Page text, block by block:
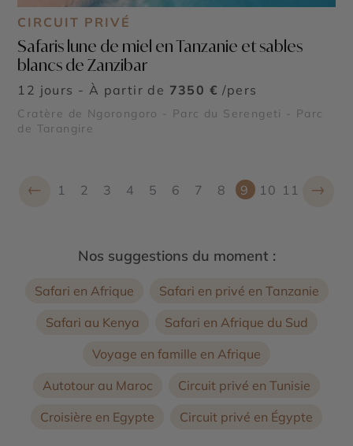
CIRCUIT PRIVÉ
Safaris lune de miel en Tanzanie et sables
blancs de Zanzibar
12 jours - À partir de 7350 € /pers
Cratère de Ngorongoro - Parc du Serengeti - Parc
de Tarangire
← 1 2 3 4 5 6 7 8 9 10 11 →
Nos suggestions du moment :
Safari en Afrique
Safari en privé en Tanzanie
Safari au Kenya
Safari en Afrique du Sud
Voyage en famille en Afrique
Autotour au Maroc
Circuit privé en Tunisie
Croisière en Egypte
Circuit privé en Égypte